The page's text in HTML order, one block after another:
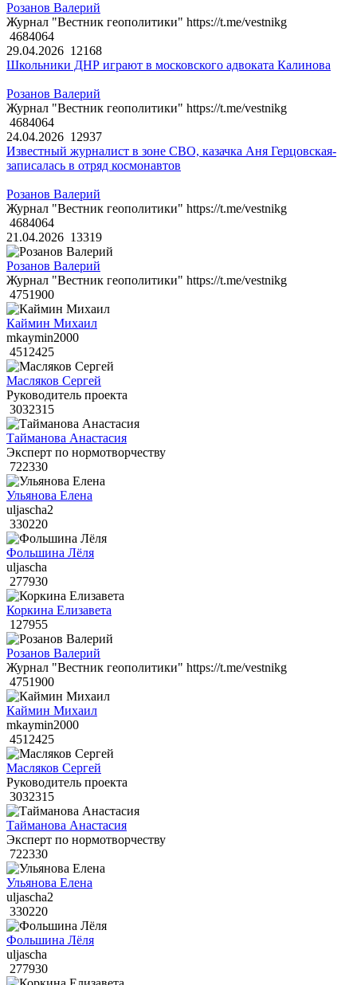
Розанов Валерий
Журнал "Вестник геополитики" https://t.me/vestnikg
4684064
29.04.2026 12168
Школьники ДНР играют в московского адвоката Калинова
Розанов Валерий
Журнал "Вестник геополитики" https://t.me/vestnikg
4684064
24.04.2026 12937
Известный журналист в зоне СВО, казачка Аня Герцовская-
записалась в отряд космонавтов
Розанов Валерий
Журнал "Вестник геополитики" https://t.me/vestnikg
4684064
21.04.2026 13319
Розанов Валерий
Журнал "Вестник геополитики" https://t.me/vestnikg
4751900
Каймин Михаил
mkaymin2000
4512425
Масляков Сергей
Руководитель проекта
3032315
Тайманова Анастасия
Эксперт по нормотворчеству
722330
Ульянова Елена
uljascha2
330220
Фольшина Лёля
uljascha
277930
Коркина Елизавета
127955
Розанов Валерий
Журнал "Вестник геополитики" https://t.me/vestnikg
4751900
Каймин Михаил
mkaymin2000
4512425
Масляков Сергей
Руководитель проекта
3032315
Тайманова Анастасия
Эксперт по нормотворчеству
722330
Ульянова Елена
uljascha2
330220
Фольшина Лёля
uljascha
277930